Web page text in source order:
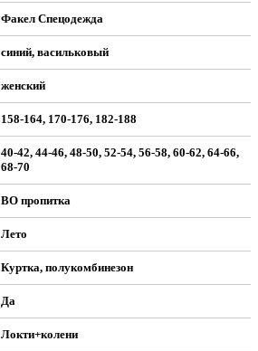
Факел Спецодежда
синий, васильковый
женский
158-164, 170-176, 182-188
40-42, 44-46, 48-50, 52-54, 56-58, 60-62, 64-66,
68-70
ВО пропитка
Лето
Куртка, полукомбинезон
Да
Локти+колени